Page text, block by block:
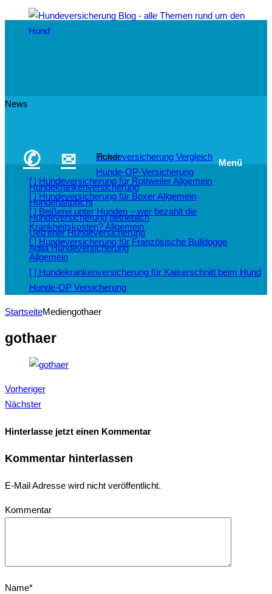
✆ ✉ Menü
Hundeversicherung Vergleich
Hunde-OP-Versicherung
Hundekrankenversicherung
Hundehaftpflicht
Hundeversicherung betrieblich
Uelzener Hundeversicherung
Agila Hundeversicherung
News
Ticker
[ ] Hundeversicherung für RottweilerAllgemein
[ ] Hundeversicherung für BoxerAllgemein
[ ] Beißerei unter Hunden – wer bezahlt die
Krankheitskosten?Allgemein
[ ] Hundeversicherung für Französische Bulldogge
Allgemein
[ ] Hundekrankenversicherung für Kaiserschnitt beim Hund
Hunde-OP Versicherung
StartseiteMediengothaer
gothaer
Vorheriger
Nächster
Hinterlasse jetzt einen Kommentar
Kommentar hinterlassen
E-Mail Adresse wird nicht veröffentlicht.
Kommentar
Name*